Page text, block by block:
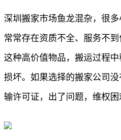
深圳搬家市场鱼龙混杂，很
常常存在资质不全、服务不
这种高价值物品，搬运过程
损坏。如果选择的搬家公司
输许可证，出了问题，维权困